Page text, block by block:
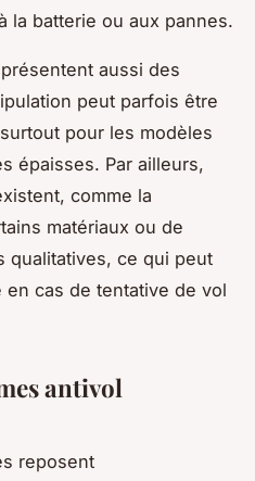
la batterie ou aux pannes.
aussi des
peut parfois être
pour les modèles
épaisses. Par ailleurs,
comme la
matériaux ou de
qualitatives, ce qui peut
cas de tentative de vol
antivol
reposent